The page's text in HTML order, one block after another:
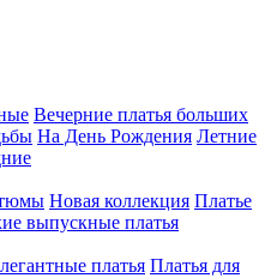
Вечерние платья больших
На День Рождения Летние
Новая коллекция Платье
выпускные платья
платья Платья для